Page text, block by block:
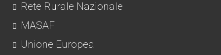
Rete Rurale Nazionale
MASAF
Unione Europea